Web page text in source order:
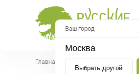
Главная Травы и
Ваш город
Москва
Выбрать другой